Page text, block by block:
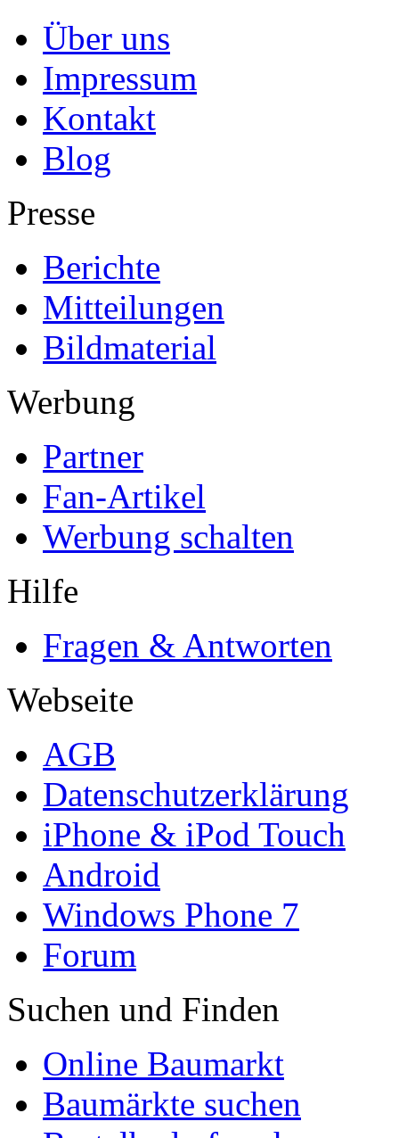
Über uns
Impressum
Kontakt
Blog
Presse
Berichte
Mitteilungen
Bildmaterial
Werbung
Partner
Fan-Artikel
Werbung schalten
Hilfe
Fragen & Antworten
Webseite
AGB
Datenschutzerklärung
iPhone & iPod Touch
Android
Windows Phone 7
Forum
Suchen und Finden
Online Baumarkt
Baumärkte suchen